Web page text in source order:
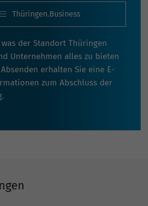
Thüringen.Business
was der Standort Thüringen
Unternehmen alles zu bieten
erhalten Sie eine E-
zum Abschluss der